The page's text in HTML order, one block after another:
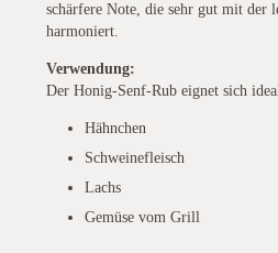
schärfere Note, die sehr gut mit der
harmoniert.
Verwendung:
Der Honig-Senf-Rub eignet sich
Hähnchen
Schweinefleisch
Lachs
Gemüse vom Grill